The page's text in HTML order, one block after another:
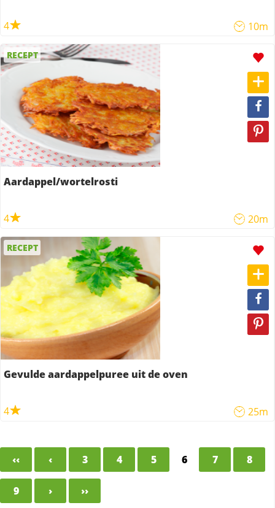
4 10m
RECEPT
Aardappel/wortelrosti
4 20m
RECEPT
Gevulde aardappelpuree uit de oven
4 25m
‹‹ ‹ 3 4 5 6 7 8
9 › ››